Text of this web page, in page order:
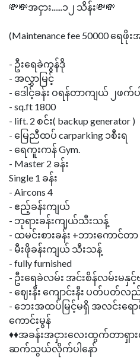
💸💸အငှား......၁၂ သိန်း💸💸
(Maintenance fee 50000 ရေဖိုး
- ဦးရေခဲကွန်ဒို
- အလွှာမြင့်
- ဒေါင့်ခန်း ဝရန်တာကျယ် ၂ဖက်ပါ
- sq.ft 1800
- lift. 2 စင်း( backup generator )
- မြေညီထပ် carparking ၁စီးရ
- ရေကူးကန် Gym.
- Master 2 ခန်း
Single 1 ခန်း
- Aircons 4
- ဧည့်ခန်းကျယ်
- ဘုရားခန်းကျယ်သီးသန့်
- ထမင်းစားခန်း +ဘားကောင်တာ
- မီးဖိုခန်းကျယ် သီးသန့်
- fully furnished
- ဦးရေခဲလမ်း အင်းစိန်လမ်းမ
- ဈေးနီး ကျောင်းနီး ပတ်ပတ်လ
- ဘေးအထပ်မြင့်မရှိ အလင်းရ
ကောင်းမွန်
♦️♦️အခန်းအငှားလေးထွက်တာရှ
ဆက်သွယ်လိုက်ပါနော်